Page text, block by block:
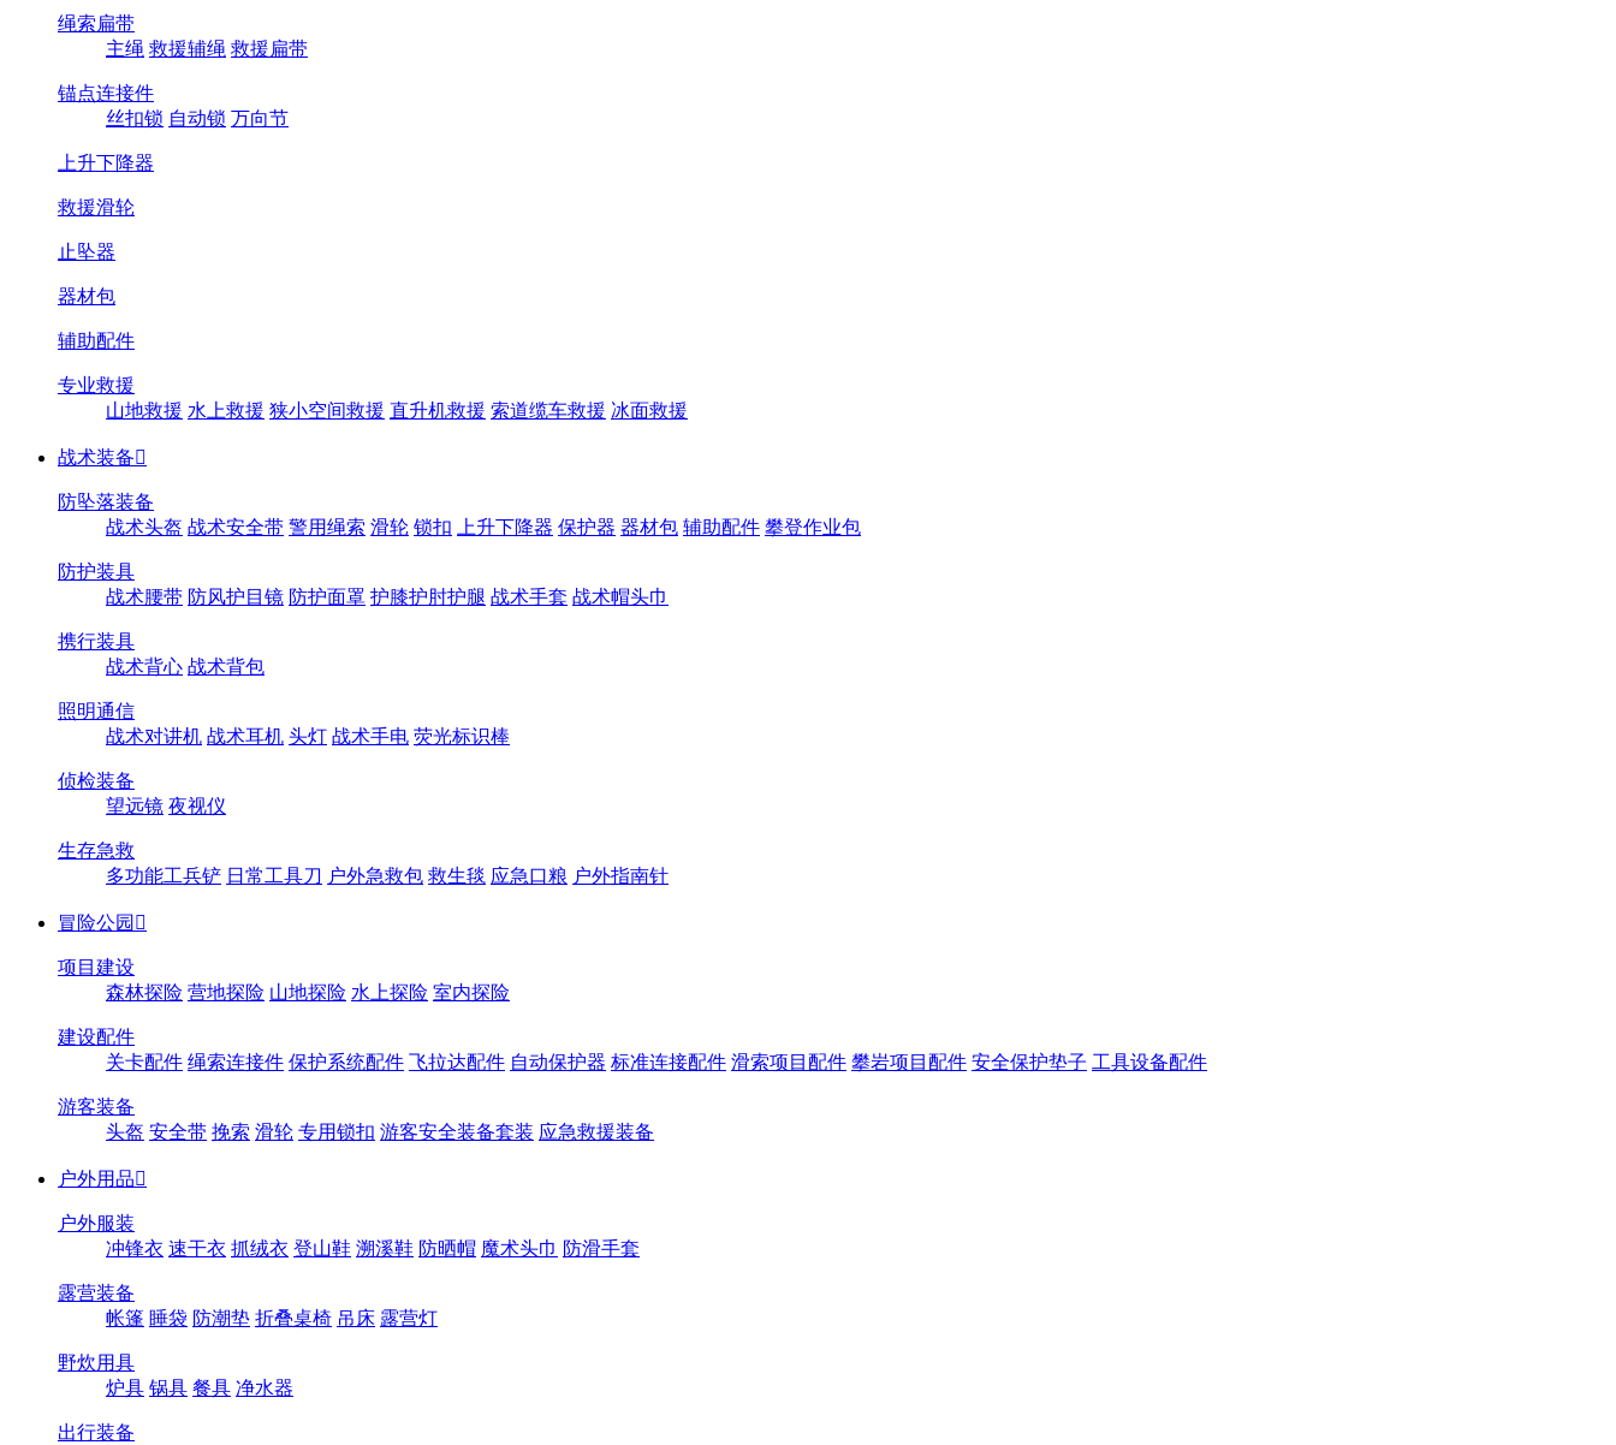
绳索扁带
主绳 救援辅绳 救援扁带
锚点连接件
丝扣锁 自动锁 万向节
上升下降器
救援滑轮
止坠器
器材包
辅助配件
专业救援
山地救援 水上救援 狭小空间救援 直升机救援 索道缆车救援 冰面救援
战术装备
防坠落装备
战术头盔 战术安全带 警用绳索 滑轮 锁扣 上升下降器 保护器 器材包 辅助配件 攀登作业包
防护装具
战术腰带 防风护目镜 防护面罩 护膝护肘护腿 战术手套 战术帽头巾
携行装具
战术背心 战术背包
照明通信
战术对讲机 战术耳机 头灯 战术手电 荧光标识棒
侦检装备
望远镜 夜视仪
生存急救
多功能工兵铲 日常工具刀 户外急救包 救生毯 应急口粮 户外指南针
冒险公园 
项目建设
森林探险 营地探险 山地探险 水上探险 室内探险
建设配件
关卡配件 绳索连接件 保护系统配件 飞拉达配件 自动保护器 标准连接配件 滑索项目配件 攀岩项目配件 安全保护垫子 工具设备配件
游客装备
头盔 安全带 挽索 滑轮 专用锁扣 游客安全装备套装 应急救援装备
户外用品
户外服装
冲锋衣 速干衣 抓绒衣 登山鞋 溯溪鞋 防晒帽 魔术头巾 防滑手套
露营装备
帐篷 睡袋 防潮垫 折叠桌椅 吊床 露营灯
野炊用具
炉具 锅具 餐具 净水器
出行装备